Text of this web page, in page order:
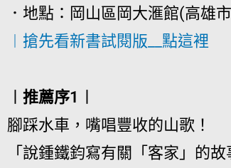
．地點：岡山區岡大滙館(高雄
︱搶先看新書試閱版__點這裡
︱推薦序1︱
腳踩水車，嘴唱豐收的山歌！
「說鍾鐵鈞寫有關「客家」的